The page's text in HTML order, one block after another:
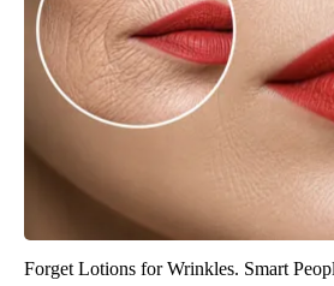
Forget Lotions for Wrinkles. Smart